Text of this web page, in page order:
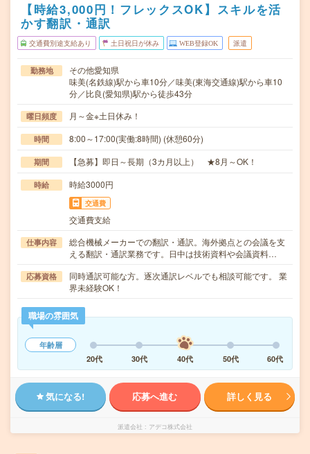
【時給3,000円！フレックスOK】スキルを活
かす翻訳・通訳
交通費別途支給あり 土日祝日が休み WEB登録OK 派遣
勤務地
その他愛知県
味美(名鉄線)駅から車10分／味美(東海交通線)駅から車10
分／比良(愛知県)駅から徒歩43分
曜日頻度 月～金※土日休み！
時間 8:00～17:00(実働:8時間) (休憩60分)
期間 【急募】即日～長期（3カ月以上） ★8月～OK！
時給 時給3000円
交通費
交通費支給
仕事内容
総合機械メーカーでの翻訳・通訳。海外拠点との会議を支
える翻訳・通訳業務です。日中は技術資料や会議資料…
応募資格
同時通訳可能な方。逐次通訳レベルでも相談可能です。 業
界未経験OK！
職場の雰囲気
年齢層
20代
30代 40代 50代 60代
気になる! 応募へ進む 詳しく見る
派遣会社 アデコ株式会社